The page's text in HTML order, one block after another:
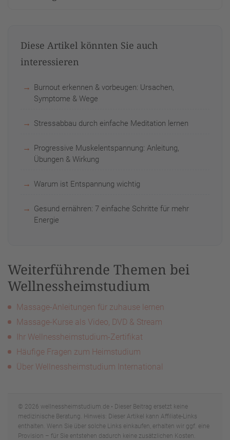
Diese Artikel könnten Sie auch
interessieren
Burnout erkennen & vorbeugen: Ursachen,
Symptome & Wege
Stressabbau durch einfache Meditation lernen
Progressive Muskelentspannung: Anleitung,
Übungen & Wirkung
Warum ist Entspannung wichtig
Gesund ernähren: 7 einfache Schritte für mehr
Energie
Weiterführende Themen bei
Wellnessheimstudium
Massage-Anleitungen für zuhause lernen
Massage-Kurse als Video, DVD & Stream
Ihr Wellnessheimstudium-Zertifikat
Häufige Fragen zum Heimstudium
Über Wellnessheimstudium International
© 2026 wellnessheimstudium.de • Dieser Beitrag ersetzt keine
medizinische Beratung. Hinweis: Dieser Artikel kann Affiliate-Links
enthalten. Wenn Sie über solche Links einkaufen, erhalten wir ggf. eine
Provision – für Sie entstehen dadurch keine zusätzlichen Kosten.